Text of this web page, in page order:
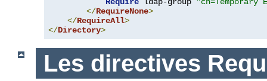
</RequireNone>
</RequireAll>
</Directory>
Les directives